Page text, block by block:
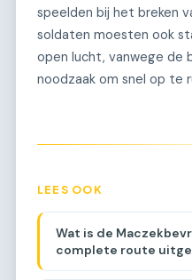
speelden bij het breken
soldaten moesten ook
open lucht, vanwege de
noodzaak om snel op te
LEES OOK
Wat is de
complete route